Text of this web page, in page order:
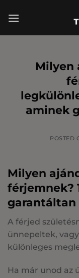
Milyen
aminek
POSTED
Milyen
férjemnek?
garantáltan
A férjed
ünnepeltek,
különleges
Ha már unod az